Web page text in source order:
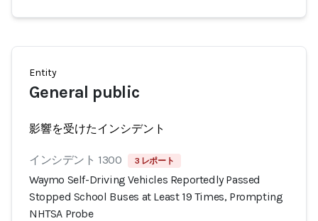
Entity
General public
影響を受けたインシデント
インシデント 1300 3 レポート
Waymo Self-Driving Vehicles Reportedly Passed
Stopped School Buses at Least 19 Times, Prompting
NHTSA Probe